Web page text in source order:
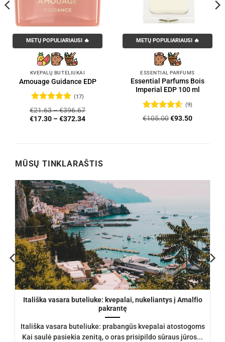
METŲ POPULIARIAUSI 🔥
KVEPALŲ BUTELIUKAI
Amouage Guidance EDP
Įvertinimas:
4.76iš 5
(17)
€21.63–€396.67
€17.30 –€372.34
METŲ POPULIARIAUSI 🔥
ESSENTIAL PARFUMS
Essential Parfums Bois
Imperial EDP 100 ml
Įvertinimas:
(9)
€105.00Original
€93.50Current
MŪSŲ TINKLARAŠTIS
Itališka vasara buteliuke: kvepalai, nukeliantys į Amalfio
pakrantę
Itališka vasara buteliuke: prabangūs kvepalai atostogoms
Kai saulė pasiekia zenitą, o oras prisipildo sūraus jūros...